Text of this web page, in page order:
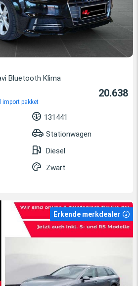
Bluetooth Klima
import pakket
20.638
131441
Stationwagen
Diesel
Zwart
Erkende merkdealer